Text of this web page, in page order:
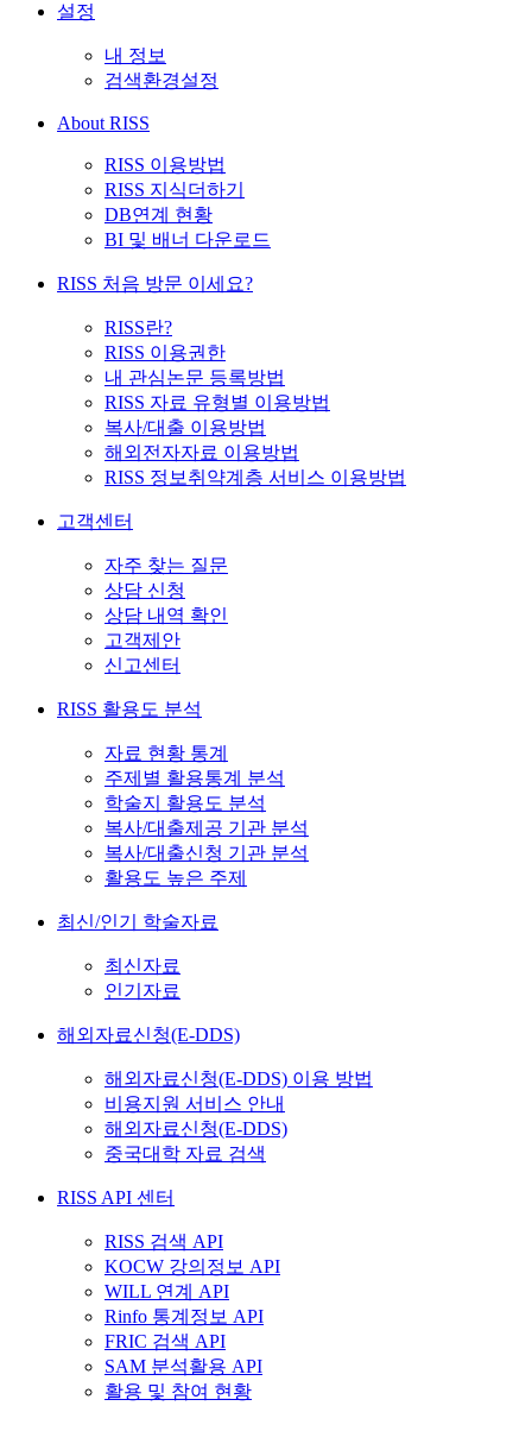
설정
내 정보
검색환경설정
About RISS
RISS 이용방법
RISS 지식더하기
DB연계 현황
BI 및 배너 다운로드
RISS 처음 방문 이세요?
RISS란?
RISS 이용권한
내 관심논문 등록방법
RISS 자료 유형별 이용방법
복사/대출 이용방법
해외전자자료 이용방법
RISS 정보취약계층 서비스 이용방법
고객센터
자주 찾는 질문
상담 신청
상담 내역 확인
고객제안
신고센터
RISS 활용도 분석
자료 현황 통계
주제별 활용통계 분석
학술지 활용도 분석
복사/대출제공 기관 분석
복사/대출신청 기관 분석
활용도 높은 주제
최신/인기 학술자료
최신자료
인기자료
해외자료신청(E-DDS)
해외자료신청(E-DDS) 이용 방법
비용지원 서비스 안내
해외자료신청(E-DDS)
중국대학 자료 검색
RISS API 센터
RISS 검색 API
KOCW 강의정보 API
WILL 연계 API
Rinfo 통계정보 API
FRIC 검색 API
SAM 분석활용 API
활용 및 참여 현황